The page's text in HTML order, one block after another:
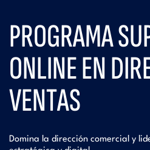
PROGRAMA
ONLINE EN
VENTAS
Domina la dirección comercial y